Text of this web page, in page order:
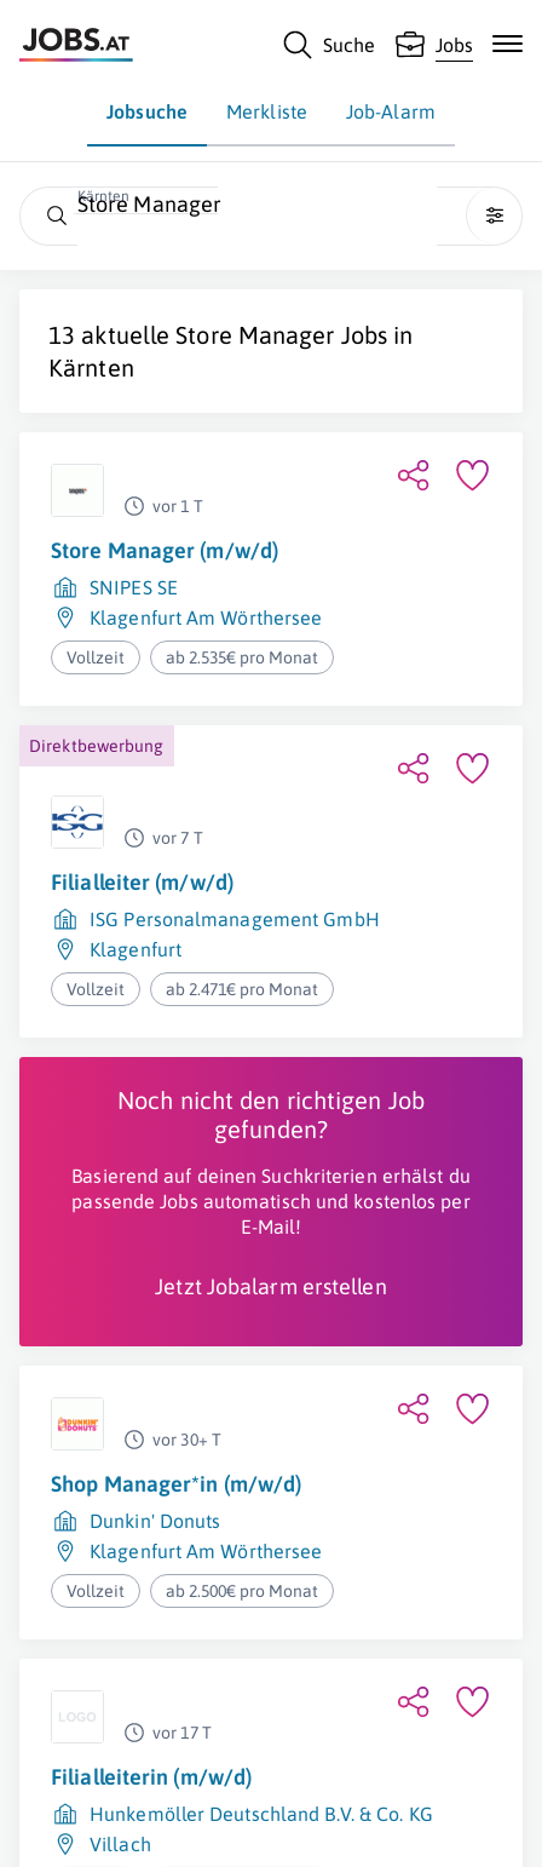
Suche Jobs
Jobsuche Merkliste Job-Alarm
Kärnten
Store Manager
13 aktuelleStore Manager Jobs in
Kärnten
vor 1 T
Store Manager (m/w/d)
SNIPES SE
Klagenfurt Am Wörthersee
Vollzeit ab 2.535€ pro Monat
Direktbewerbung
vor 7 T
Filialleiter (m/w/d)
ISG Personalmanagement GmbH
Klagenfurt
Vollzeit ab 2.471€ pro Monat
Noch nicht den richtigen Job
gefunden?
Basierend auf deinen Suchkriterien erhälst du
passende Jobs automatisch und kostenlos per
E-Mail!
Jetzt Jobalarm erstellen
vor 30+ T
Shop Manager*in (m/w/d)
Dunkin' Donuts
Klagenfurt Am Wörthersee
Vollzeit ab 2.500€ pro Monat
vor 17 T
Filialleiterin (m/w/d)
Hunkemöller Deutschland B.V. & Co. KG
Villach